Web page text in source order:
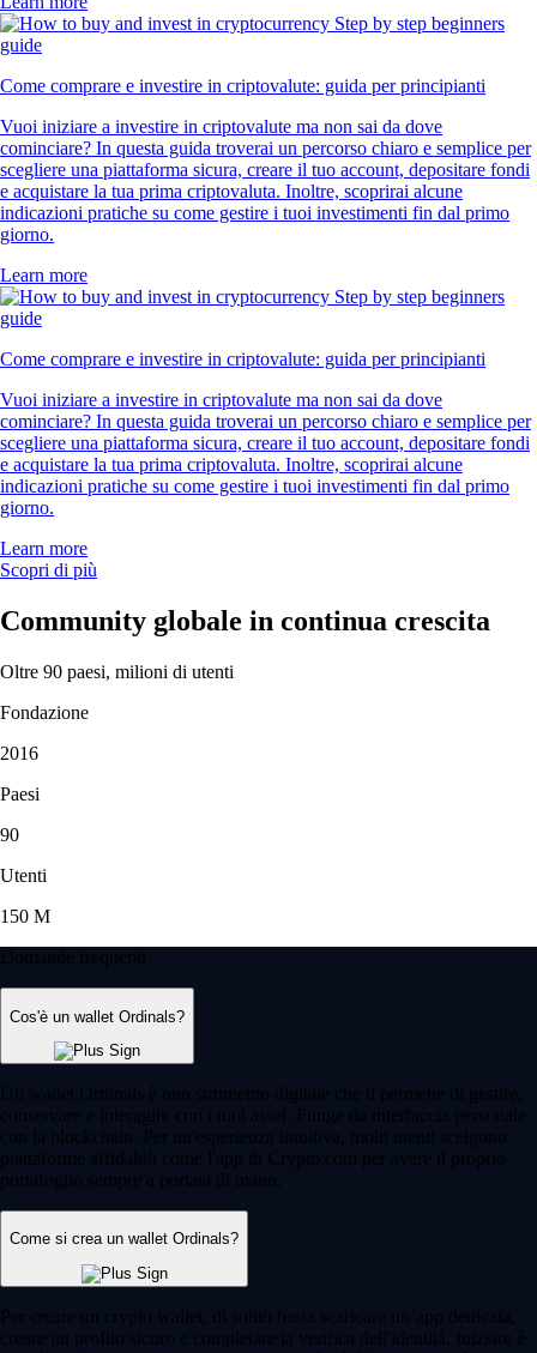
Come comprare e investire in criptovalute: guida per principianti
Vuoi iniziare a investire in criptovalute ma non sai da dove
cominciare? In questa guida troverai un percorso chiaro e semplice per
scegliere una piattaforma sicura, creare il tuo account, depositare fondi
e acquistare la tua prima criptovaluta. Inoltre, scoprirai alcune
indicazioni pratiche su come gestire i tuoi investimenti fin dal primo
giorno.
Learn more
Come comprare e investire in criptovalute: guida per principianti
Vuoi iniziare a investire in criptovalute ma non sai da dove
cominciare? In questa guida troverai un percorso chiaro e semplice per
scegliere una piattaforma sicura, creare il tuo account, depositare fondi
e acquistare la tua prima criptovaluta. Inoltre, scoprirai alcune
indicazioni pratiche su come gestire i tuoi investimenti fin dal primo
giorno.
Learn more
Scopri di più
Community globale in continua crescita
Oltre 90 paesi, milioni di utenti
Fondazione
2016
Paesi
90
Utenti
150 M
Domande frequenti
Cos'è un wallet Ordinals?
Un wallet Ordinals è uno strumento digitale che ti permette di gestire,
conservare e interagire con i tuoi asset. Funge da interfaccia personale
con la blockchain. Per un'esperienza intuitiva, molti utenti scelgono
piattaforme affidabili come l'app di Crypto.com per avere il proprio
portafoglio sempre a portata di mano.
Come si crea un wallet Ordinals?
Per creare un crypto wallet, di solito basta scaricare un’app dedicata,
creare un profilo sicuro e completare la verifica dell'identità. Iniziare è